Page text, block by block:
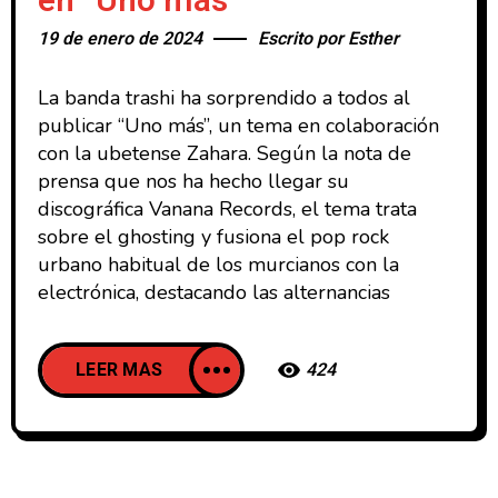
19 de enero de 2024 Escrito porEsther
La banda trashi ha sorprendido a todos al
publicar “Uno más”, un tema en colaboración
con la ubetense Zahara. Según la nota de
prensa que nos ha hecho llegar su
discográfica Vanana Records, el tema trata
sobre el ghosting y fusiona el pop rock
urbano habitual de los murcianos con la
electrónica, destacando las alternancias
LEER MAS 424